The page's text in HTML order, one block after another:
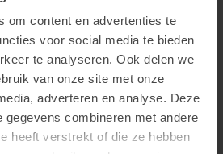
om content en advertenties te
voor social media te bieden
te analyseren. Ook delen we
van onze site met onze
adverteren en analyse. Deze
gegevens combineren met andere
heeft verstrekt of die ze hebben
CDF – Dual Reflective 15